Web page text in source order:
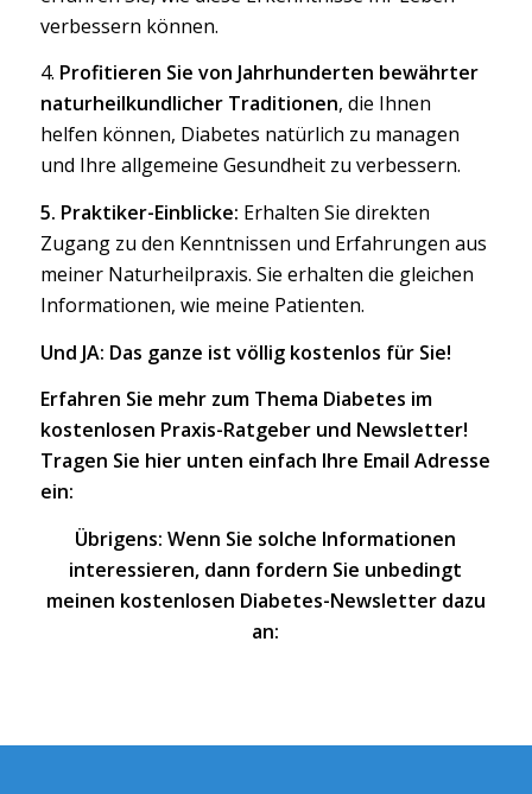
verbessern können.
4. Profitieren Sie von Jahrhunderten bewährter
naturheilkundlicher Traditionen, die Ihnen
helfen können, Diabetes natürlich zu managen
und Ihre allgemeine Gesundheit zu verbessern.
5. Praktiker-Einblicke: Erhalten Sie direkten
Zugang zu den Kenntnissen und Erfahrungen aus
meiner Naturheilpraxis. Sie erhalten die gleichen
Informationen, wie meine Patienten.
Und JA: Das ganze ist völlig kostenlos für Sie!
Erfahren Sie mehr zum Thema Diabetes im
kostenlosen Praxis-Ratgeber und Newsletter!
Tragen Sie hier unten einfach Ihre Email Adresse
ein:
Übrigens: Wenn Sie solche Informationen
interessieren, dann fordern Sie unbedingt
meinen kostenlosen Diabetes-Newsletter dazu
an: